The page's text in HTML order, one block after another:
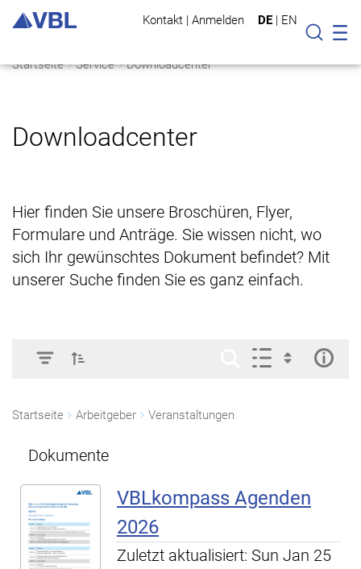
Kontakt | Anmelden DE | EN
Suche
Startseite Service Downloadcenter
Downloadcenter
Hier finden Sie unsere Broschüren, Flyer,
Formulare und Anträge. Sie wissen nicht, wo
sich Ihr gewünschtes Dokument befindet? Mit
unserer Suche finden Sie es ganz einfach.
Startseite Arbeitgeber Veranstaltungen
Dokumente
VBLkompass Agenden
2026
Zuletzt aktualisiert: Sun Jan 25